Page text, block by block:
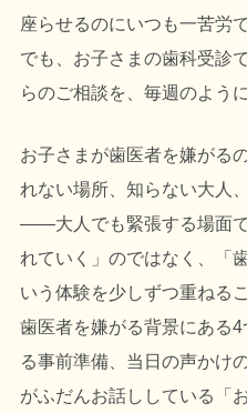
座らせるのにいつも一苦
でも、お子さまの歯科受診
らのご相談を、毎週のよう
お子さまが歯医者を嫌がる
れない場所、知らない大人
――大人でも緊張する場面
れていく」のではなく、「
いう体験を少しずつ重ねる
歯医者を嫌がる背景にある
る事前準備、当日の声かけ
がふだんお話ししている「